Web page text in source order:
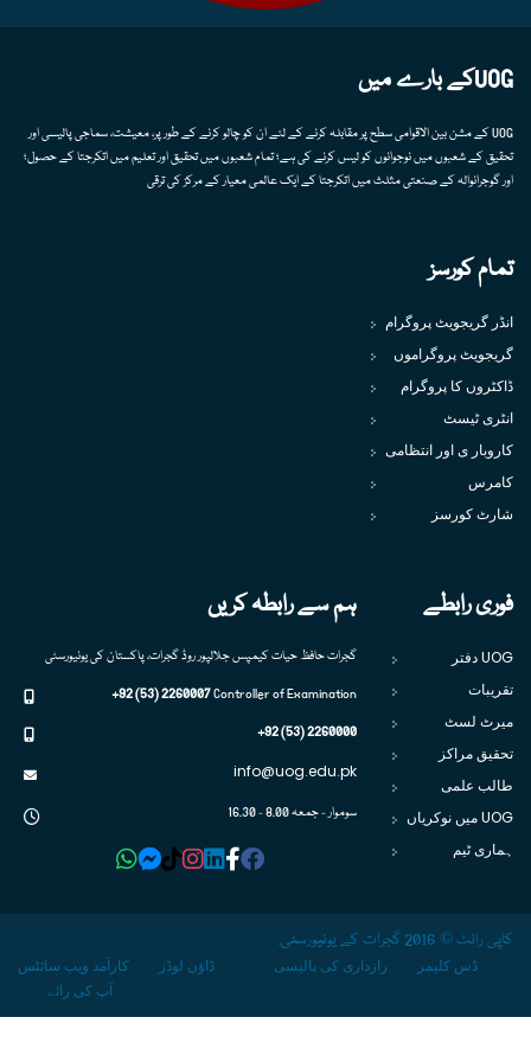
UOGکے بارے میں
UOG کے مشن بین الاقوامی سطح پر مقابلہ کرنے کے لئے ان کو چالو کرنے کے طور پر، معیشت، سماجی پالیسی اور
تحقیق کے شعبوں میں نوجوانوں کو لیس کرنے کی ہے؛ تمام شعبوں میں تحقیق اور تعلیم میں اتکرجتا کے حصول؛
اور گوجرانوالہ کے صنعتی مثلث میں اتکرجتا کے ایک عالمی معیار کے مرکز کی ترقی
تمام کورسز
انڈر گریجویٹ پروگرام
گریجویٹ پروگراموں
ڈاکٹروں کا پروگرام
انٹری ٹیسٹ
کاروبار ی اور انتظامی
کامرس
شارٹ کورسز
فوری رابطے
UOG دفتر
تقریبات
میرٹ لسٹ
تحقیق مراکز
طالب علمی
UOG میں نوکریاں
ہماری ٹیم
ہم سے رابطہ کریں
گجرات حافظ حیات کیمپس جلالپور روڈ گجرات، پاکستان کی یونیورسٹی
Controller of Examination
+92 (53) 2260007
+92 (53) 2260000
info@uog.edu.pk
سوموار - جمعہ 8.00 - 16.30
کاپی رائٹ © 2016 گجرات کے یونیورسٹی.
کارآمد ویب سائٹس ڈاؤن لوڈز رازداری کی پالیسی
ڈس کلیمر
آپ کی رائے